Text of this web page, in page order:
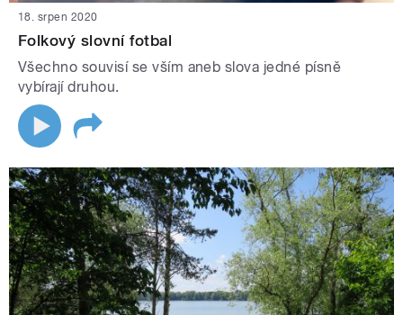
18. srpen 2020
Folkový slovní fotbal
Všechno souvisí se vším aneb slova jedné písně
vybírají druhou.